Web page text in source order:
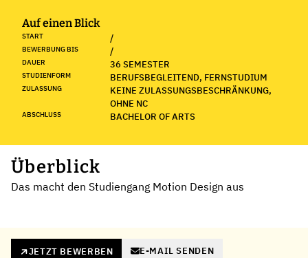
Auf einen Blick
START /
BEWERBUNG BIS /
DAUER 36 SEMESTER
STUDIENFORM BERUFSBEGLEITEND, FERNSTUDIUM
ZULASSUNG
KEINE ZULASSUNGSBESCHRÄNKUNG,
OHNE NC
ABSCHLUSS BACHELOR OF ARTS
Überblick
Das macht den Studiengang Motion Design aus
JETZT BEWERBEN E-MAIL SENDEN